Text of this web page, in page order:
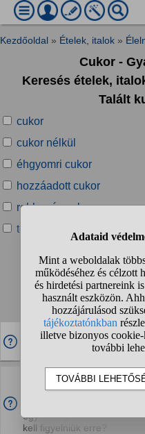
Kezdőoldal » Ételek, italok »
Cukor -
Keresés ételek,
Talált
cukor
cukor nélkül
éhgyomri cukor
hozzáadott cukor
robbanós cukor
terhességi cukor
Talált
1 2 3
Miért tudnak rendes,
A Steviát kivéve az összes
Milyen nasikat esznek
Film/sorozatnézés közben
egy kis joghurt stb. Ki mit
kell figyelniük erre?